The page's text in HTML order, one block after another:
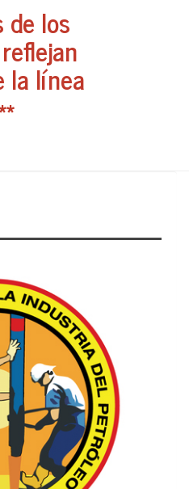
de los
la línea